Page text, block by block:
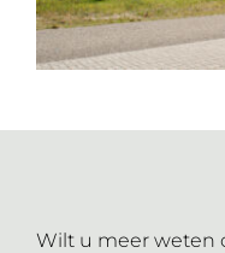
Wilt u meer weten